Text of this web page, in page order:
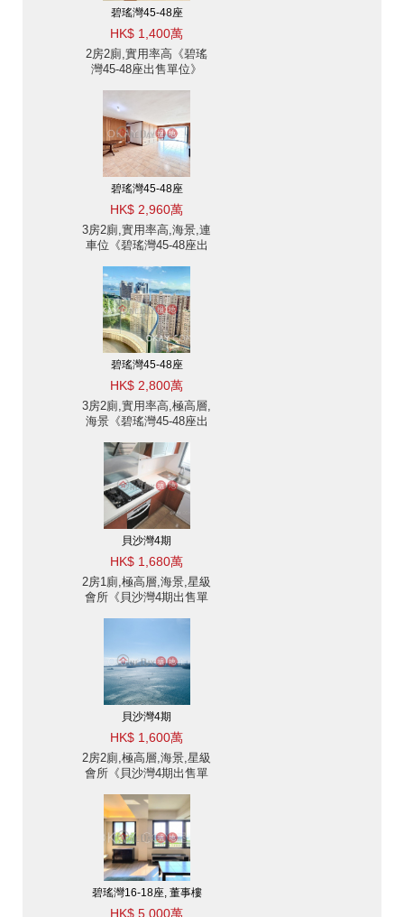
碧瑤灣45-48座
HK$ 1,400萬
2房2廁,實用率高《碧瑤
灣45-48座出售單位》
碧瑤灣45-48座
HK$ 2,960萬
3房2廁,實用率高,海景,連
車位《碧瑤灣45-48座出
碧瑤灣45-48座
HK$ 2,800萬
3房2廁,實用率高,極高層,
海景《碧瑤灣45-48座出
貝沙灣4期
HK$ 1,680萬
2房1廁,極高層,海景,星級
會所《貝沙灣4期出售單
貝沙灣4期
HK$ 1,600萬
2房2廁,極高層,海景,星級
會所《貝沙灣4期出售單
碧瑤灣16-18座, 董事樓
HK$ 5,000萬